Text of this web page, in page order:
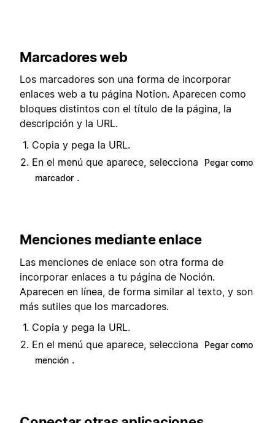
Marcadores web
Los marcadores son una forma de incorporar
enlaces web a tu página Notion. Aparecen como
bloques distintos con el título de la página, la
descripción y la URL.
Copia y pega la URL.
En el menú que aparece, selecciona
Pegar como
marcador .
Menciones mediante enlace
Las menciones de enlace son otra forma de
incorporar enlaces a tu página de Noción.
Aparecen en línea, de forma similar al texto, y son
más sutiles que los marcadores.
Copia y pega la URL.
En el menú que aparece, selecciona
Pegar como
mención .